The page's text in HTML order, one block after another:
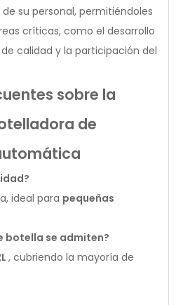
su personal, permitiéndoles
críticas, como el desarrollo
calidad y la participación del
sobre la
de
ideal para pequeñas
botella se admiten?
, cubriendo la mayoría de